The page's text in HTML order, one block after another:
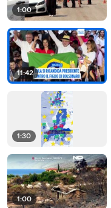
1:00
11:42
1:30
1:00